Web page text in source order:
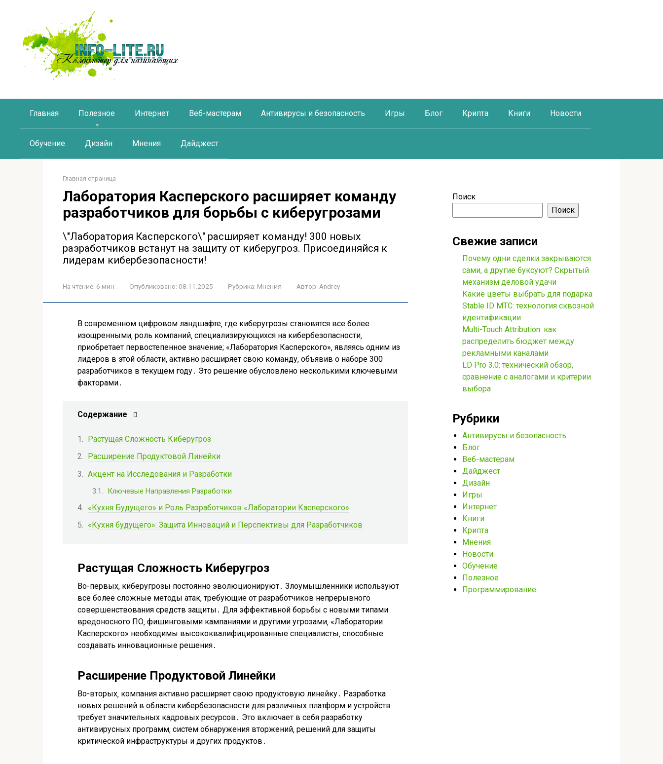
контенту
Главная Полезное Интернет Веб-мастерам Антивирусы и безопасность Игры Блог Крипта Книги Новости
Обучение Дизайн Мнения Дайджест
Главная страница
Лаборатория Касперского расширяет команду
разработчиков для борьбы с киберугрозами
\"Лаборатория Касперского\" расширяет команду! 300 новых
разработчиков встанут на защиту от киберугроз. Присоединяйся к
лидерам кибербезопасности!
На чтение: 6 мин Опубликовано: 08.11.2025 Рубрика: Мнения Автор: Andrey
В современном цифровом ландшафте‚ где киберугрозы становятся все более
изощренными‚ роль компаний‚ специализирующихся на кибербезопасности‚
приобретает первостепенное значение; «Лаборатория Касперского»‚ являясь одним из
лидеров в этой области‚ активно расширяет свою команду‚ объявив о наборе 300
разработчиков в текущем году․ Это решение обусловлено несколькими ключевыми
факторами․
Содержание
Растущая Сложность Киберугроз
Расширение Продуктовой Линейки
Акцент на Исследования и Разработки
Ключевые Направления Разработки
«Кухня Будущего» и Роль Разработчиков «Лаборатории Касперского»
«Кухня будущего»: Защита Инноваций и Перспективы для Разработчиков
Растущая Сложность Киберугроз
Во-первых‚ киберугрозы постоянно эволюционируют․ Злоумышленники используют
все более сложные методы атак‚ требующие от разработчиков непрерывного
совершенствования средств защиты․ Для эффективной борьбы с новыми типами
вредоносного ПО‚ фишинговыми кампаниями и другими угрозами‚ «Лаборатории
Касперского» необходимы высококвалифицированные специалисты‚ способные
создавать инновационные решения․
Расширение Продуктовой Линейки
Во-вторых‚ компания активно расширяет свою продуктовую линейку․ Разработка
новых решений в области кибербезопасности для различных платформ и устройств
требует значительных кадровых ресурсов․ Это включает в себя разработку
антивирусных программ‚ систем обнаружения вторжений‚ решений для защиты
критической инфраструктуры и других продуктов․
Поиск
Поиск
Свежие записи
Почему одни сделки закрываются
сами, а другие буксуют? Скрытый
механизм деловой удачи
Какие цветы выбрать для подарка
Stable ID МТС: технология сквозной
идентификации
Multi-Touch Attribution: как
распределить бюджет между
рекламными каналами
LD Pro 3.0: технический обзор,
сравнение с аналогами и критерии
выбора
Рубрики
Антивирусы и безопасность
Блог
Веб-мастерам
Дайджест
Дизайн
Игры
Интернет
Книги
Крипта
Мнения
Новости
Обучение
Полезное
Программирование